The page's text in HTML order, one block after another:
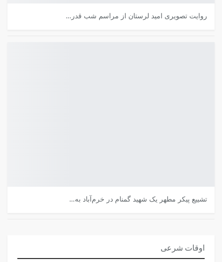
روایت تصویری امید لرستان از مراسم شب قدر…
تشییع پیکر مطهر یک شهید گمنام در خرم‌آباد به…
اوقات شرعی